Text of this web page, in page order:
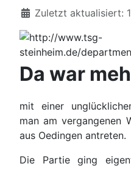
Zuletzt aktualisiert:
Da war
mit einer
man am vergangenen
aus Oedingen antreten.
Die Partie ging